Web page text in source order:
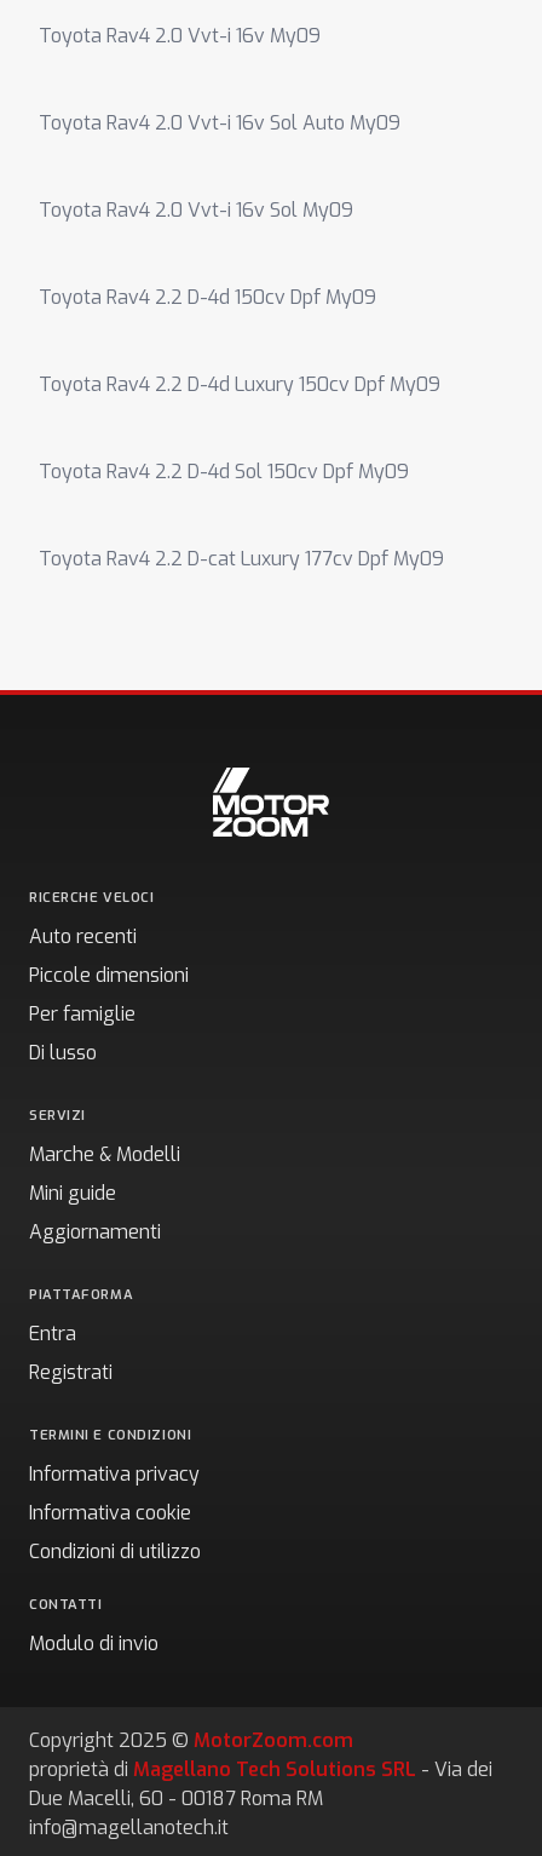
Toyota Rav4 2.0 Vvt-i 16v My09
Toyota Rav4 2.0 Vvt-i 16v Sol Auto My09
Toyota Rav4 2.0 Vvt-i 16v Sol My09
Toyota Rav4 2.2 D-4d 150cv Dpf My09
Toyota Rav4 2.2 D-4d Luxury 150cv Dpf My09
Toyota Rav4 2.2 D-4d Sol 150cv Dpf My09
Toyota Rav4 2.2 D-cat Luxury 177cv Dpf My09
RICERCHE VELOCI
Auto recenti
Piccole dimensioni
Per famiglie
Di lusso
SERVIZI
Marche & Modelli
Mini guide
Aggiornamenti
PIATTAFORMA
Entra
Registrati
TERMINI E CONDIZIONI
Informativa privacy
Informativa cookie
Condizioni di utilizzo
CONTATTI
Modulo di invio
Copyright 2025 © MotorZoom.com
proprietà di Magellano Tech Solutions SRL - Via dei
Due Macelli, 60 - 00187 Roma RM
info@magellanotech.it